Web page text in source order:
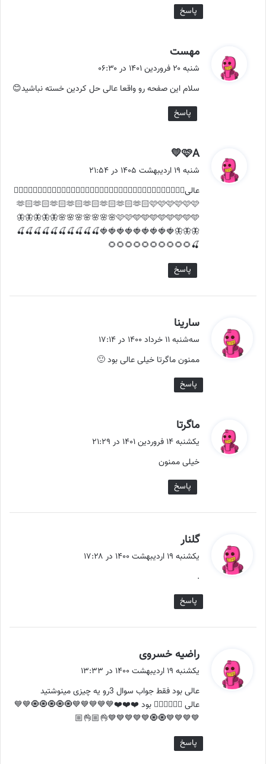
پاسخ
مهست
ف
شنبه ۲۰ فروردین ۱۴۰۱ در ۰۶:۳۰
سلام این صفحه رو واقعا عالی حل کردین خسته نباشید😊
پاسخ
🩷A💛
ف
:
شنبه ۱۹ اردیبهشت ۱۴۰۵ در ۲۱:۵۴
عالی👌🏻👌🏻👌🏻👌🏻👌🏻👌🏻👌🏻👌🏻👌🏻👍🏻👍🏻👍🏻👍🏻👍🏻👍🏻👍🏻👍🏻👎🏻
🫶🏻🫶🏻🫶🏻🫶🏻🫶🏻🫶🏻🫶🏻🫶🏻🩷🩷🩷🩷🩷🩷
🩷🩷🩵🩵🩵🩵🩵🩵🩵🩵🌸🌸🌸🌸🌸🌸🌸🦋🦋🦋🦋🦋
🦋🦋🦋🍓🍓🍓🍓🍓🍓🍓🍓🍓🍒🍒🍒🍒🍒🍒🍒🍒🍒🍒
🍒🌻🌻🌻🌻🌻🌻🌻🌻🌻🌻
پاسخ
سارینا
ف
:
سه‌شنبه ۱۱ خرداد ۱۴۰۰ در ۱۷:۱۴
ممنون ماگرتا خیلی عالی بود 🙂
پاسخ
ماگرتا
ف
:
یکشنبه ۱۴ فروردین ۱۴۰۱ در ۲۱:۲۹
خیلی ممنون
پاسخ
گلنار
ف
یکشنبه ۱۹ اردیبهشت ۱۴۰۰ در ۱۷:۲۸
.
پاسخ
راضیه خسروی
ف
:
یکشنبه ۱۹ اردیبهشت ۱۴۰۰ در ۱۳:۳۳
عالی بود فقط جواب سوال 3رو یه چیزی مینوشتید
عالی 👌🏻👌🏻👌🏻 بود ❤️❤️❤️💙💙💙💙💙🧿🧿🧿🧿🧿💙💙
💙💙💙💙🧿🧿💙💙💙💙💙👌🏼👌🏼
پاسخ